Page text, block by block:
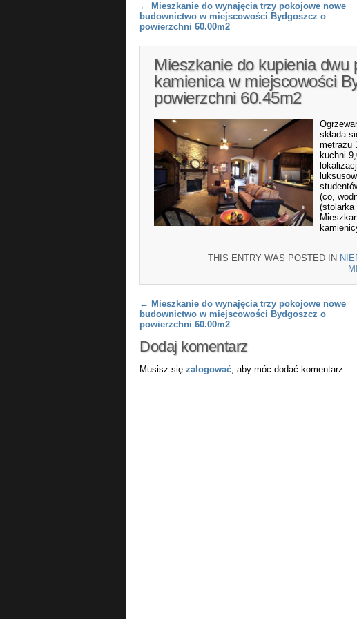
Post navigation
← Mieszkanie do wynajęcia trzy pokojowe nowe
budownictwo w miejscowości Bydgoszcz o
powierzchni 60.00m2
Mieszkanie do kupienia dwu
kamienica w miejscowości
powierzchni 60.45m2
składa
metrażu
kuchni
(co,
(stolarka
THIS ENTRY WAS POSTED IN
Post navigation
← Mieszkanie do wynajęcia trzy pokojowe nowe
budownictwo w miejscowości Bydgoszcz o
powierzchni 60.00m2
Dodaj komentarz
Musisz się zalogować, aby móc dodać komentarz.